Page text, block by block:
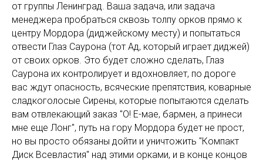
от группы Ленинград. Ваша задача, или задача
менеджера пробраться сквозь толпу орков прямо к
центру Мордора (диджейскому месту) и попытаться
отвести Глаз Саурона (тот Ад, который играет диджей)
от своих орков. Это будет сложно сделать, Глаз
Саурона их контролирует и вдохновляет, по дороге
вас ждут опасность, всяческие препятствия, коварные
сладкоголосые Сирены, которые попытаются сделать
вам отвлекающий заказ "О! Е-мае, бармен, а принеси
мне еще Лонг", путь на гору Мордора будет не прост,
но вы просто обязаны дойти и уничтожить "Компакт
Диск Всевластия" над этими орками, и в конце концов